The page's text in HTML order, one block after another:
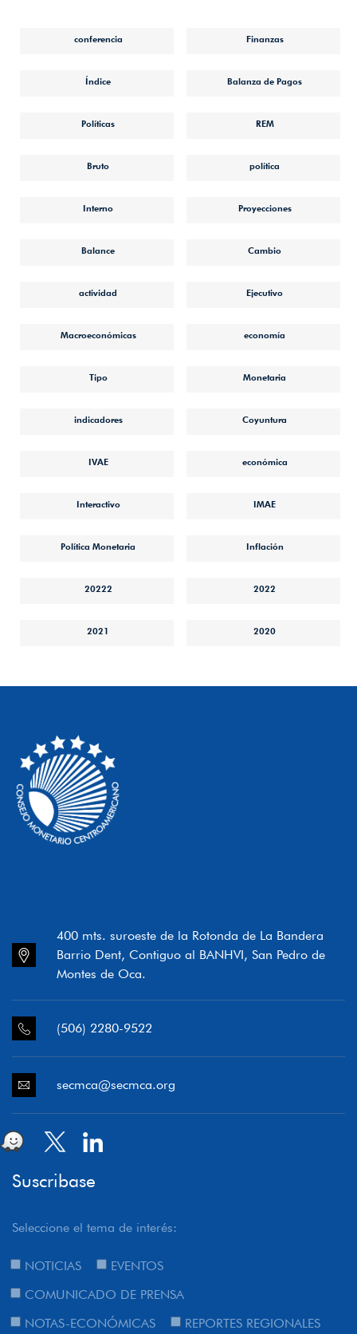
conferencia Finanzas
Índice Balanza de Pagos
Políticas REM
Bruto política
Interno Proyecciones
Balance Cambio
actividad Ejecutivo
Macroeconómicas economía
Tipo Monetaria
indicadores Coyuntura
IVAE económica
Interactivo IMAE
Política Monetaria Inflación
20222 2022
2021 2020
400 mts. suroeste de la Rotonda de La Bandera
Barrio Dent, Contiguo al BANHVI, San Pedro de
Montes de Oca.
(506) 2280-9522
secmca@secmca.org
Suscribase
Seleccione el tema de interés:
NOTICIAS
EVENTOS
COMUNICADO DE PRENSA
NOTAS-ECONÓMICAS
REPORTES REGIONALES